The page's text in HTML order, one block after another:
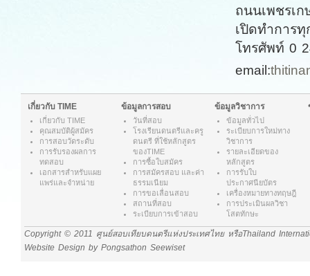
ถนนเพชรเ
เปิดทำการ
โทรศัพท์ 0
email:
เกี่ยวกับ TIME
เกี่ยวกับ TIME
คุณสมบัติผู้สมัคร
การสอบวัดระดับ
การรับรองผลการ
ทดสอบ
เอกสารสำหรับแผย
แพร่และจำหน่าย
ข้อมูลการสอบ
วันที่สอบ
โรงเรียนดนตรีและครู
ดนตรี ที่ใช้หลักสูตร
ของTIME
การซื้อใบสมัคร
การสมัครสอบ และค่า
ธรรมเนียม
การขอเลื่อนสอบ
สถานที่สอบ
ระเบียบการเข้าสอบ
ข้อมูลวิชาการ
ข้อมูลทั่วไป
ระเบียบการใหม่ทาง
วิชาการ
รายละเอียดของ
หลักสูตร
การรับใบ
ประกาศนียบัตร
เครื่องหมายทางทฤษฎี
การประเมินผลวิชา
โสตทักษะ
Copyright © 2011 ศูนย์สอบเทียบดนตรีแห่งประเทศไทย หรือThailand
Website Design by Pongsathon Seewiset